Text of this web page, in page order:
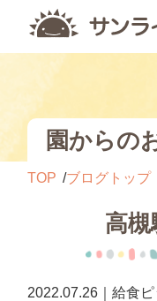
園からの
TOP ブログトップ
高
2022.07.26｜給食